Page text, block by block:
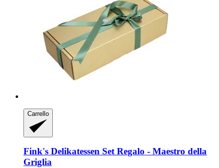
Carrello
Fink's Delikatessen Set Regalo -​ Maestro della
Griglia